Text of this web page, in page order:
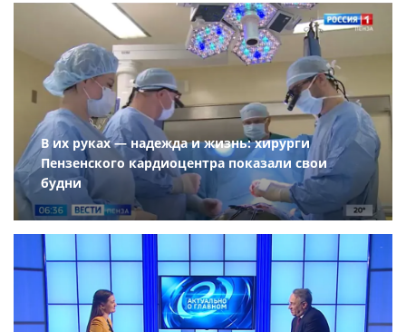
В их руках — надежда и жизнь: хирурги
Пензенского кардиоцентра показали свои
будни